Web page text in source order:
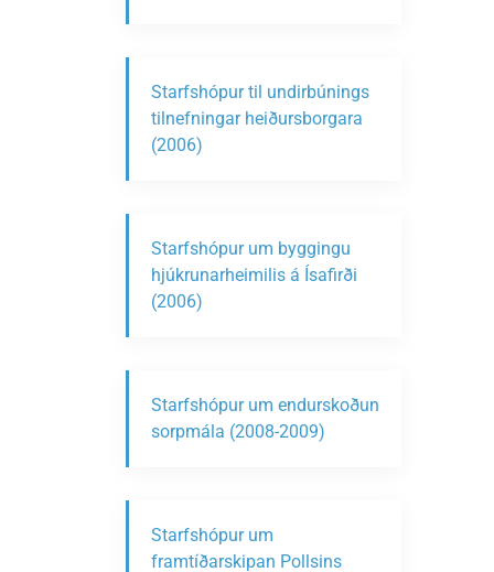
Starfshópur til undirbúnings
tilnefningar heiðursborgara
(2006)
Starfshópur um byggingu
hjúkrunarheimilis á Ísafirði
(2006)
Starfshópur um endurskoðun
sorpmála (2008-2009)
Starfshópur um
framtíðarskipan Pollsins